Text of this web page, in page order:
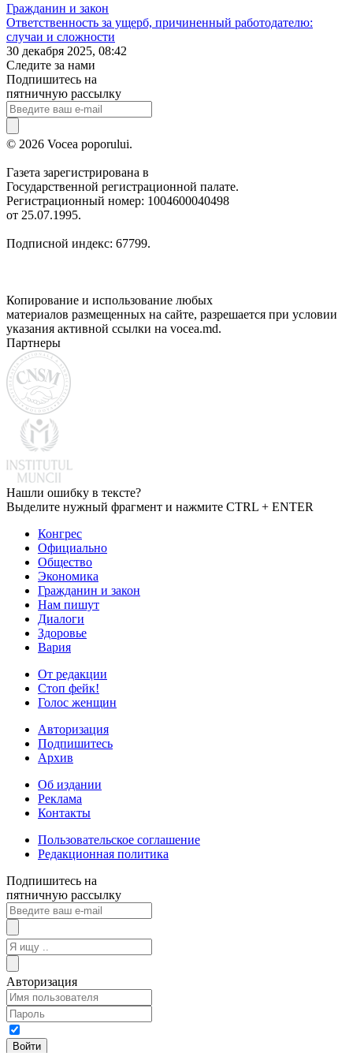
Гражданин и закон
Ответственность за ущерб, причиненный работодателю:
случаи и сложности
30 декабря 2025, 08:42
Следите за нами
Подпишитесь на
пятничную рассылку
© 2026 Vocea poporului.
Газета зарегистрирована в
Государственной регистрационной палате.
Регистрационный номер: 1004600040498
от 25.07.1995.
Подписной индекс: 67799.
Копирование и использование любых
материалов размещенных на сайте, разрешается при условии
указания активной ссылки на vocea.md.
Партнеры
Нашли ошибку в тексте?
Выделите нужный фрагмент и нажмите CTRL + ENTER
Конгрес
Официально
Общество
Экономика
Гражданин и закон
Нам пишут
Диалоги
Здоровье
Вария
От редакции
Стоп фейк!
Голос женщин
Авторизация
Подпишитесь
Архив
Об издании
Реклама
Контакты
Пользовательское соглашение
Редакционная политика
Подпишитесь на
пятничную рассылку
Авторизация